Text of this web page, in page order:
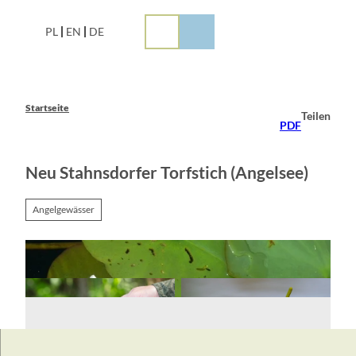
PL EN DE
Startseite
PDF
Teilen
Neu Stahnsdorfer Torfstich (Angelsee)
Angelgewässer